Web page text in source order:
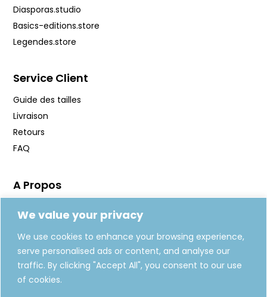
We value your privacy
We use cookies to enhance your browsing experience,
serve personalised ads or content, and analyse our
traffic. By clicking "Accept All", you consent to our use
of cookies.
Diasporas.studio
Basics-editions.store
Legendes.store
Service Client
Guide des tailles
Livraison
Retours
FAQ
A Propos
Fabrication
Carte Cadeaux